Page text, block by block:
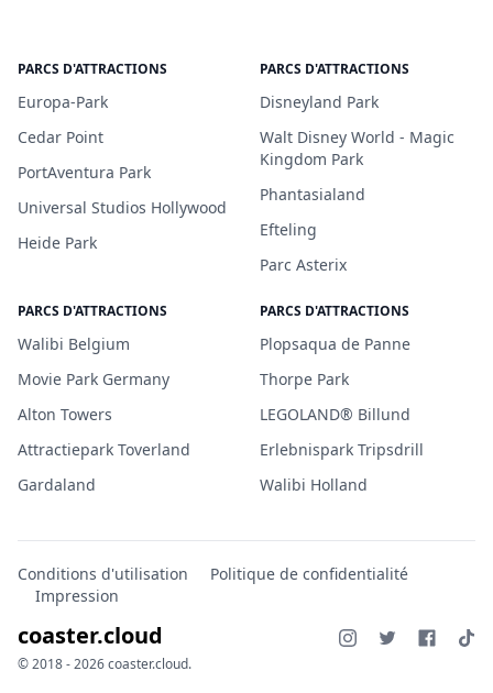
PARCS D'ATTRACTIONS
Europa-Park
Cedar Point
PortAventura Park
Universal Studios Hollywood
Heide Park
PARCS D'ATTRACTIONS
Disneyland Park
Walt Disney World - Magic
Kingdom Park
Phantasialand
Efteling
Parc Asterix
PARCS D'ATTRACTIONS
Walibi Belgium
Movie Park Germany
Alton Towers
Attractiepark Toverland
Gardaland
PARCS D'ATTRACTIONS
Plopsaqua de Panne
Thorpe Park
LEGOLAND® Billund
Erlebnispark Tripsdrill
Walibi Holland
Conditions d'utilisation
Politique de confidentialité
Impression
coaster.cloud
© 2018 - 2026 coaster.cloud.